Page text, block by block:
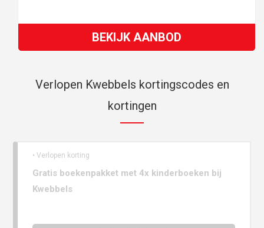
BEKIJK AANBOD
Verlopen Kwebbels kortingscodes en
kortingen
• Verlopen korting
Gratis boekenpakket met 4x kinderboeken bij
Kwebbels